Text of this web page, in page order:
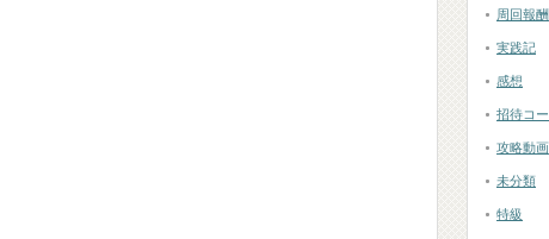
周回報酬
実践記
感想
招待コ
攻略動画
未分類
特級